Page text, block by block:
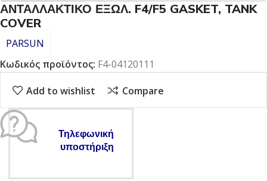
ΑΝΤΑΛΛΑΚΤΙΚΟ ΕΞΩΛ. F4/F5 GASKET, TANK
COVER
PARSUN
Κωδικός προϊόντος: F4-04120111
Add to wishlist Compare
Τηλεφωνική
υποστήριξη